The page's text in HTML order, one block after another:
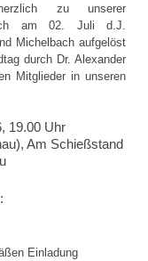
zu unserer
am 02. Juli d.J.
Michelbach aufgelöst
durch Dr. Alexander
Mitglieder in unseren
19.00 Uhr
Am Schießstand
Einladung